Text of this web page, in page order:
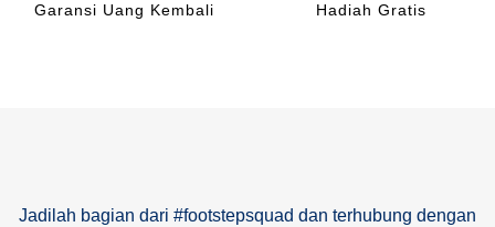
Garansi Uang Kembali Hadiah Gratis
Jadilah bagian dari #footstepsquad dan terhubung dengan